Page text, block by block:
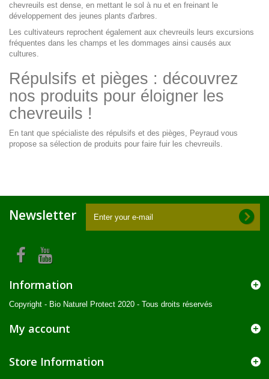
chevreuils est dense, en mettant le sol à nu et en freinant le
développement des jeunes plants d'arbres.
Les cultivateurs reprochent également aux chevreuils leurs excursions
fréquentes dans les champs et les dommages ainsi causés aux
cultures.
Répulsifs et pièges : découvrez
nos produits pour éloigner les
chevreuils !
En tant que spécialiste des répulsifs et des pièges, Peyraud vous
propose sa sélection de produits pour faire fuir les chevreuils.
Newsletter
Information
Copyright - Bio Naturel Protect 2020 - Tous droits réservés
My account
Store Information